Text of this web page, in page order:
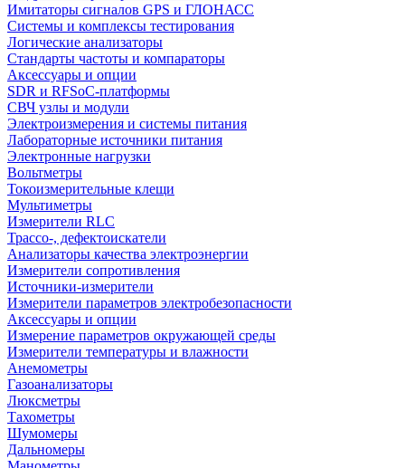
Имитаторы сигналов GPS и ГЛОНАСС
Системы и комплексы тестирования
Логические анализаторы
Стандарты частоты и компараторы
Аксессуары и опции
SDR и RFSoC‑платформы
СВЧ узлы и модули
Электроизмерения и системы питания
Лабораторные источники питания
Электронные нагрузки
Вольтметры
Токоизмерительные клещи
Мультиметры
Измерители RLC
Трассо-, дефектоискатели
Анализаторы качества электроэнергии
Измерители сопротивления
Источники-измерители
Измерители параметров электробезопасности
Аксессуары и опции
Измерение параметров окружающей среды
Измерители температуры и влажности
Анемометры
Газоанализаторы
Люксметры
Тахометры
Шумомеры
Дальномеры